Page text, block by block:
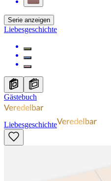
Serie anzeigen
Liebesgeschichte
Gästebuch
Liebesgeschichte